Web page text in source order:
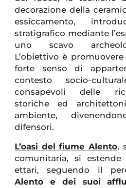
decorazione della
essiccamento,
stratigrafico mediante
uno scavo
L’obiettivo è
forte senso di
contesto socio-
consapevoli delle
storiche ed
ambiente,
difensori.
L’oasi del fiume Alento,
comunitaria, si
ettari, seguendo il
Alento e dei suoi